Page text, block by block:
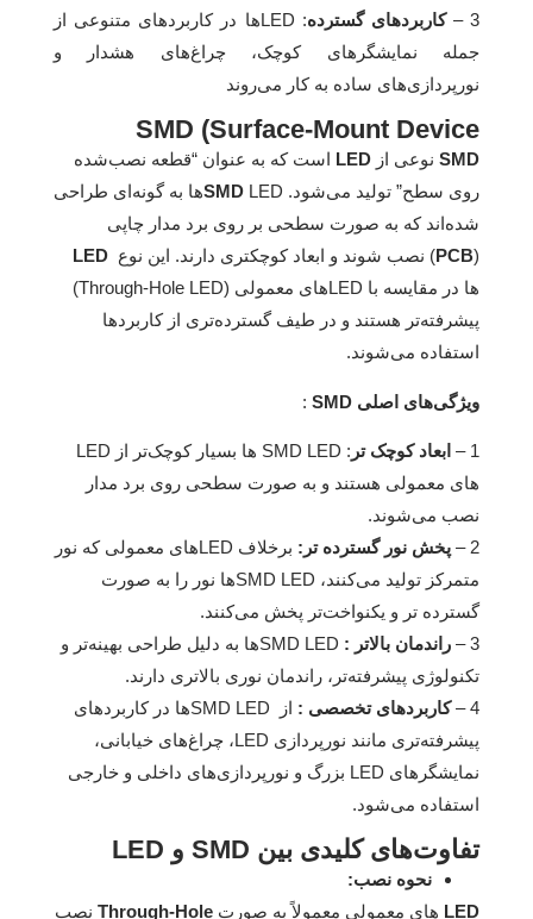
3 – کاربردهای گسترده
: LED‌ها در کاربردهای متنوعی از
جمله نمایشگرهای کوچک، چراغ‌های هشدار و
نورپردازی‌های ساده به کار می‌روند
SMD (Surface-Mount Device
SMD نوعی از LED است که به عنوان “قطعه نصب‌شده
روی سطح” تولید می‌شود.
SMDLEDها به گونه‌ای طراحی
شده‌اند که به صورت سطحی بر روی برد مدار چاپی
(
PCB) نصب شوند و ابعاد کوچکتری دارند. این نوع LED‌
ها در مقایسه با LED‌های معمولی (Through-Hole LED)
پیشرفته‌تر هستند و در طیف گسترده‌تری از کاربردها
استفاده می‌شوند.
ویژگی‌های اصلی SMD :
1 – ابعاد کوچک‌ تر
های معمولی هستند و به صورت سطحی روی برد مدار
نصب می‌شوند.
2 –
پخش نور گسترده‌ تر:
برخلاف LED‌های معمولی که نور
متمرکز تولید می‌کنند، SMD LED‌ها نور را به صورت
گسترده‌ تر و یکنواخت‌تر پخش می‌کنند.
3 –
راندمان بالاتر :
SMD LED‌ها به دلیل طراحی بهینه‌تر و
تکنولوژی پیشرفته‌تر، راندمان نوری بالاتری دارند.
4 –
کاربردهای تخصصی :
از SMD LED‌ها در کاربردهای
پیشرفته‌تری مانند نورپردازی LED، چراغ‌های خیابانی،
نمایشگرهای LED بزرگ و نورپردازی‌های داخلی و خارجی
استفاده می‌شود.
تفاوت‌های کلیدی بین SMD و LED
نحوه نصب:
LED‌ های معمولی معمولاً به صورت Through-Hole نصب